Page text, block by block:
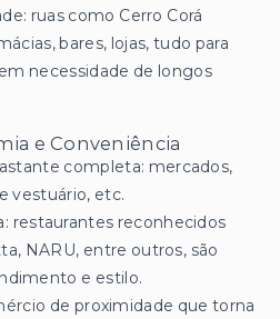
ruas como Cerro Corá
bares, lojas, tudo para
necessidade de longos
e Conveniência
completa: mercados,
vestuário, etc.
restaurantes reconhecidos
NARU, entre outros, são
e estilo.
de proximidade que torna